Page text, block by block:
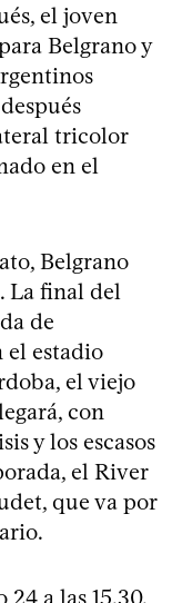
el joven
Belgrano y
tricolor
en el
Belgrano
La final del
de
el estadio
el viejo
con
y los escasos
el River
que va por
a las 15.30.